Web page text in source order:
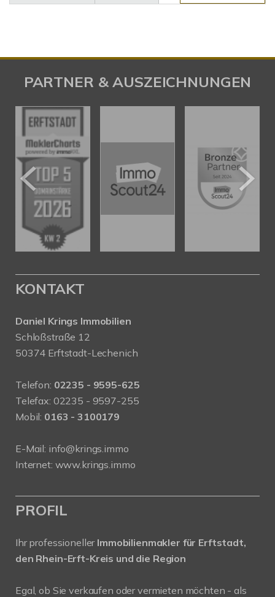
PARTNER & AUSZEICHNUNGEN
KONTAKT
Daniel Krings Immobilien
Schloßstraße 12
50374 Erftstadt-Lechenich
Telefon: 02235 - 9595-625
Telefax: 02235 - 9597-255
Mobil: 0163 - 3100179
E-Mail: info@krings.immo
Internet: www.krings.immo
PROFIL
Ihr professioneller Immobilienmakler für Erftstadt,
den Rhein-Erft-Kreis und die Region
Egal, ob Sie verkaufen oder vermieten möchten - als